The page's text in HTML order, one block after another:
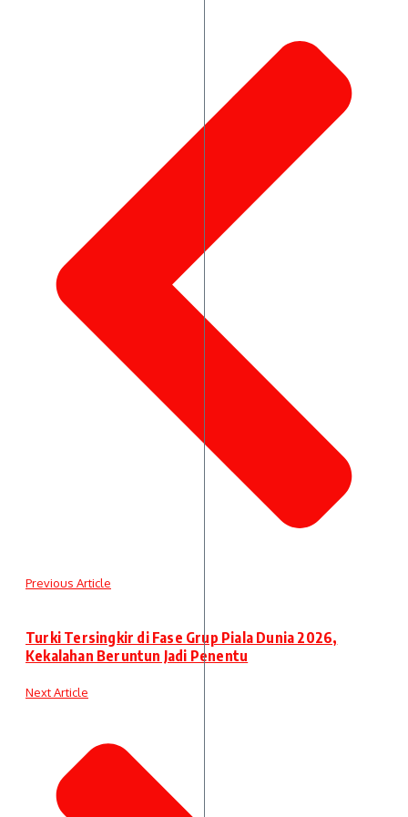
Previous Article
Turki Tersingkir di Fase Grup Piala Dunia 2026,
Kekalahan Beruntun Jadi Penentu
Next Article